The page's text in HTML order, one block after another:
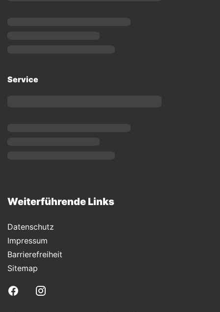
Service
Weiterführende Links
Datenschutz
Impressum
Barrierefreiheit
Sitemap